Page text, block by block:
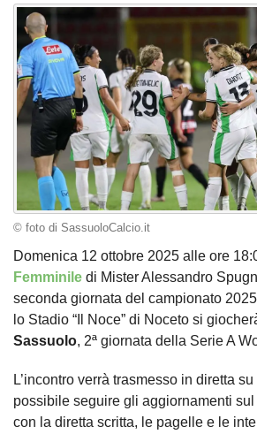
© foto di SassuoloCalcio.it
Domenica 12 ottobre 2025 alle ore
Femminile di Mister Alessandro
seconda giornata del campionato
lo Stadio “Il Noce” di Noceto si
Sassuolo, 2ª giornata della Serie A
L’incontro verrà trasmesso in diretta
possibile seguire gli aggiornamenti
con la diretta scritta, le pagelle e le